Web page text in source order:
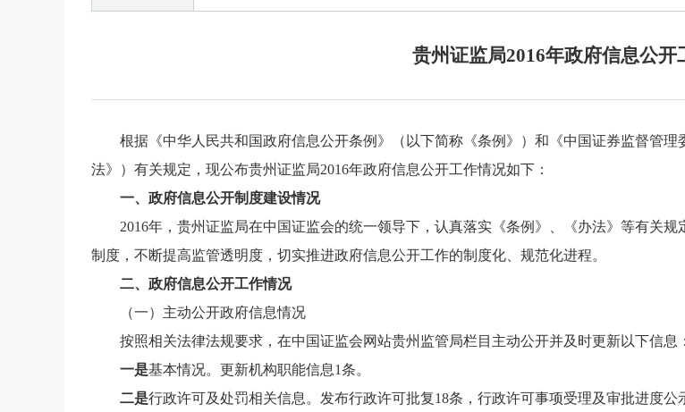
贵州证监局2016年政府信息公开
根据《中华人民共和国政府信息公开条例》（以下简称《条例》）和《中国证券监督管
法》）有关规定，现公布贵州证监局2016年政府信息公开工作情况如下：
一、政府信息公开制度建设情况
2016年，贵州证监局在中国证监会的统一领导下，认真落实《条例》、《办法》等有关
制度，不断提高监管透明度，切实推进政府信息公开工作的制度化、规范化进程。
二、政府信息公开工作情况
（一）主动公开政府信息情况
按照相关法律法规要求，在中国证监会网站贵州监管局栏目主动公开并及时更新以下信息：
一是基本情况。更新机构职能信息1条。
二是行政许可及处罚相关信息。发布行政许可批复18条，行政许可事项受理及审批进度公